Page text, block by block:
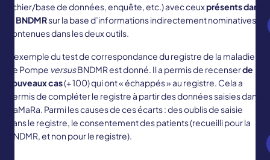
fichier/base de données, enquête, etc.) avec ceuxprésents dans
la BNDMRsur la base d’informations indirectement nominatives
contenues dans les deux outils.
L’exemple du test de correspondance du registre de la maladie
de Pompe versusBNDMR est donné. Il a permis de recenserde
nouveaux cas(+ 100) qui ont « échappés » au registre. Cela a
permis de compléter le registre à partir des données saisies dans
BaMaRa. Parmi les causes de ces écarts : des oublis de saisie
dans le registre, le consentement des patients (recueilli pour la
BNDMR, et non pour le registre).